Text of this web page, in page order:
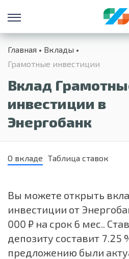
Главная
Вклады
Грамотные инвестиции
Вклад
инвестиции в
Энергобанк
О вкладе Таблица ставок
Вы можете открыть
инвестиции от
000 ₽ на срок 6 мес..
депозиту составит 7.25
предложению были